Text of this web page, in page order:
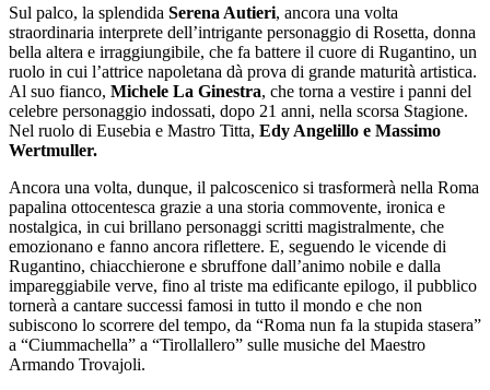
Sul palco, la splendida Serena Autieri, ancora una volta
straordinaria interprete dell’intrigante personaggio di Rosetta, donna
bella altera e irraggiungibile, che fa battere il cuore di Rugantino, un
ruolo in cui l’attrice napoletana dà prova di grande maturità artistica.
Al suo fianco, Michele La Ginestra, che torna a vestire i panni del
celebre personaggio indossati, dopo 21 anni, nella scorsa Stagione.
Nel ruolo di Eusebia e Mastro Titta, Edy Angelillo e Massimo
Wertmuller.
Ancora una volta, dunque, il palcoscenico si trasformerà nella Roma
papalina ottocentesca grazie a una storia commovente, ironica e
nostalgica, in cui brillano personaggi scritti magistralmente, che
emozionano e fanno ancora riflettere. E, seguendo le vicende di
Rugantino, chiacchierone e sbruffone dall’animo nobile e dalla
impareggiabile verve, fino al triste ma edificante epilogo, il pubblico
tornerà a cantare successi famosi in tutto il mondo e che non
subiscono lo scorrere del tempo, da “Roma nun fa la stupida stasera”
a “Ciummachella” a “Tirollallero” sulle musiche del Maestro
Armando Trovajoli.